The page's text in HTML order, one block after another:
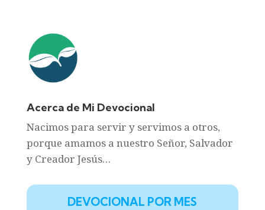
Acerca de Mi Devocional
Nacimos para servir y servimos a otros,
porque amamos a nuestro Señor, Salvador
y Creador Jesús…
DEVOCIONAL POR MES